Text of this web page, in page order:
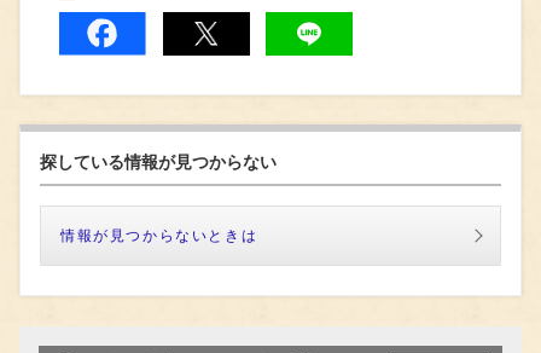
探している情報が見つからない
情報が見つからないときは